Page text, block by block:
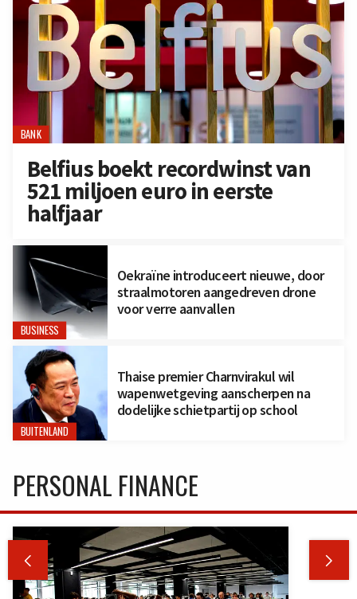
BANK
Belfius boekt recordwinst van
521 miljoen euro in eerste
halfjaar
BUSINESS
Oekraïne introduceert nieuwe, door
straalmotoren aangedreven drone
voor verre aanvallen
BUITENLAND
Thaise premier Charnvirakul wil
wapenwetgeving aanscherpen na
dodelijke schietpartij op school
PERSONAL FINANCE
 